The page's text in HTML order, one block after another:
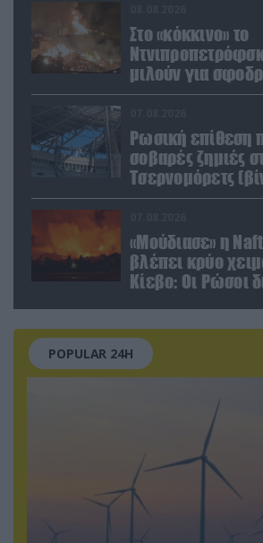
Στο «κόκκινο» το
μιλούν για
επιθέσεις σε όλη
Ρωσική επίθεση
σοβαρές ζημιές
Τσερνομόρετς
«Μούδιασε» η
βλέπει κρύο
Κίεβο: Οι Ρώσοι
POPULAR 24H